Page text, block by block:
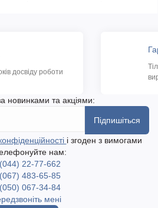
досвіду роботи
новинками та акціями:
Підпишіться
і згоден з вимогами
нам:
(044) 22-77-662
(067) 483-65-85
(050) 067-34-84
мені